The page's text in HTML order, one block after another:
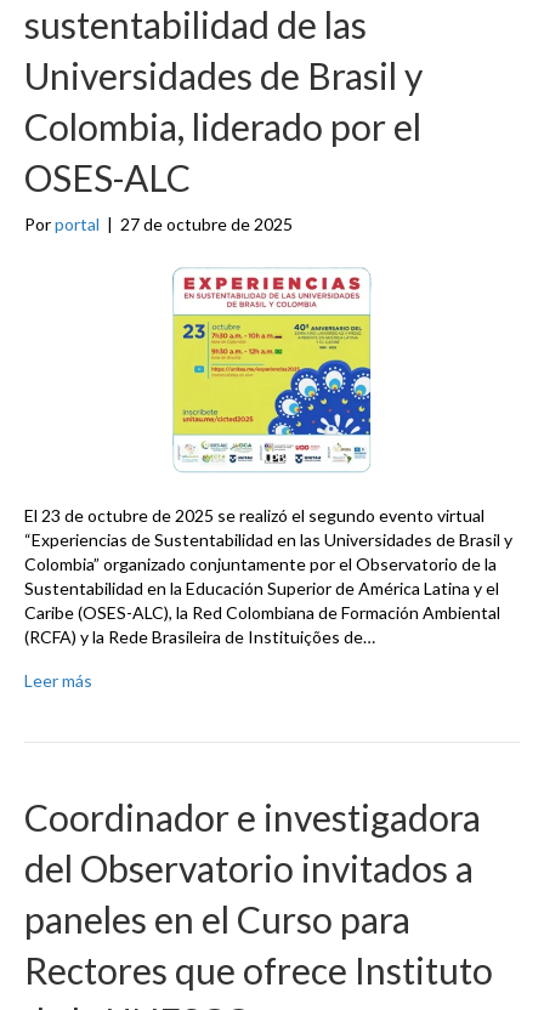
sustentabilidad de las
Universidades de Brasil y
Colombia, liderado por el
OSES-ALC
Porportal | 27 de octubre de 2025
El 23 de octubre de 2025 se realizó el segundo evento virtual
“Experiencias de Sustentabilidad en las Universidades de Brasil y
Colombia” organizado conjuntamente por el Observatorio de la
Sustentabilidad en la Educación Superior de América Latina y el
Caribe (OSES-ALC), la Red Colombiana de Formación Ambiental
(RCFA) y la Rede Brasileira de Instituições de…
Leer más
Coordinador e investigadora
del Observatorio invitados a
paneles en el Curso para
Rectores que ofrece Instituto